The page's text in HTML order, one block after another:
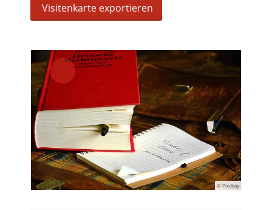
Visitenkarte exportieren
© Pixabay